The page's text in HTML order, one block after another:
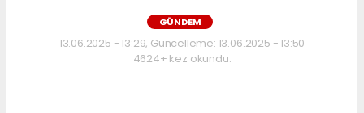
GÜNDEM
13.06.2025 - 13:29, Güncelleme: 13.06.2025 - 13:50
4624+ kez okundu.